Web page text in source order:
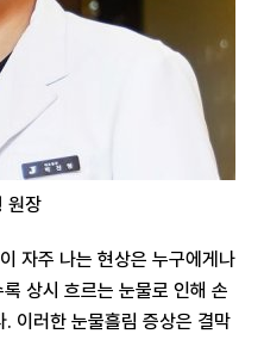
원장
자주 나는 현상은 누구에게나
상시 흐르는 눈물로 인해 손
이러한 눈물흘림 증상은 결막